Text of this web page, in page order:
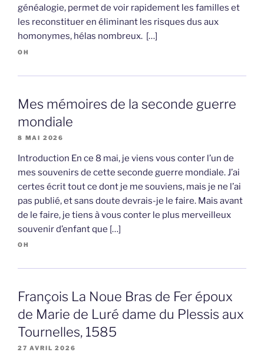
généalogie, permet de voir rapidement les familles et
les reconstituer en éliminant les risques dus aux
homonymes, hélas nombreux. […]
OH
Mes mémoires de la seconde guerre
mondiale
8 MAI 2026
Introduction En ce 8 mai, je viens vous conter l’un de
mes souvenirs de cette seconde guerre mondiale. J’ai
certes écrit tout ce dont je me souviens, mais je ne l’ai
pas publié, et sans doute devrais-je le faire. Mais avant
de le faire, je tiens à vous conter le plus merveilleux
souvenir d’enfant que […]
OH
François La Noue Bras de Fer époux
de Marie de Luré dame du Plessis aux
Tournelles, 1585
27 AVRIL 2026